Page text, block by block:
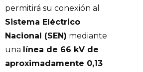
permitirá su conexión al
Sistema Eléctrico
Nacional (SEN) mediante
una línea de 66 kV de
aproximadamente 0,13